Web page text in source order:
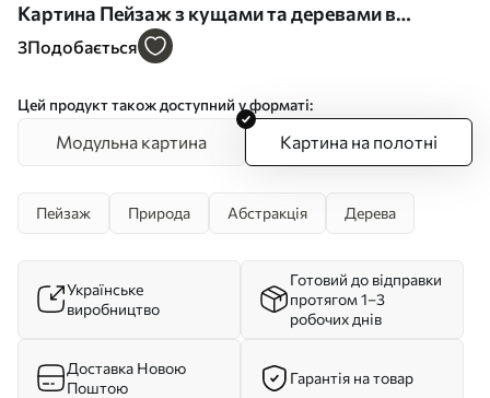
Картина Пейзаж з кущами та деревами в
пастельних відтінках рожевого, помаранчевого
s45554
3Подобається
Цей продукт також доступний у форматі:
Модульна картина Картина на полотні
Пейзаж Природа Абстракція Дерева
Українське
виробництво
Готовий до відправки
протягом 1–3
робочих днів
Доставка Новою
Поштою
Гарантія на товар